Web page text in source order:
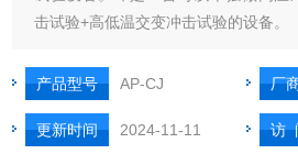
击试验+高低温交变冲击试验的设备。
产品型号 AP-CJ 厂
更新时间 2024-11-11 访